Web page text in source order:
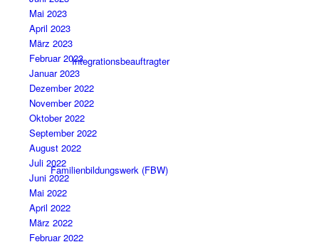
Integrationsbeauftragter
Familienbildungswerk (FBW)
Mai 2023
April 2023
März 2023
Februar 2023
Januar 2023
Dezember 2022
November 2022
Oktober 2022
September 2022
August 2022
Juli 2022
Juni 2022
Mai 2022
April 2022
März 2022
Februar 2022